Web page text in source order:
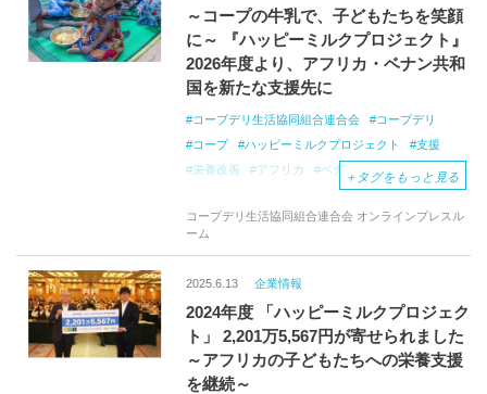
～コープの牛乳で、子どもたちを笑顔
に～ 『ハッピーミルクプロジェクト』
2026年度より、アフリカ・ベナン共和
国を新たな支援先に
コープデリ生活協同組合連合会
コープデリ
コープ
ハッピーミルクプロジェクト
支援
栄養改善
アフリカ ベナン共和国 ベナン
＋ タグをもっと見る
コープデリ生活協同組合連合会 オンラインプレスル
ーム
2025.6.13 企業情報
2024年度 「ハッピーミルクプロジェク
ト」 2,201万5,567円が寄せられました
～アフリカの子どもたちへの栄養支援
を継続～